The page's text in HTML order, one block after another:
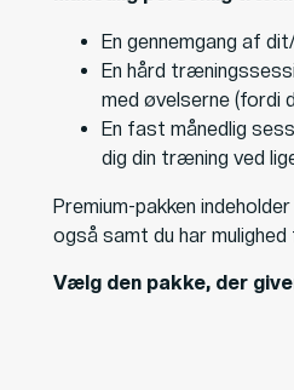
En gennemgang af
En hård
med øvelserne (fordi
En fast månedlig
dig din træning ved
Premium-pakken
også samt du har
Vælg den pakke, der